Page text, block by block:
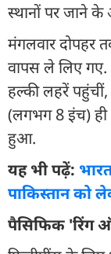
स्थानों पर जाने
मंगलवार दोपहर
वापस ले लिए गए.
हल्की लहरें
(लगभग 8 इंच) ही
हुआ.
यह भी पढ़ें:
पाकिस्तान को
पैसिफिक 'रिंग